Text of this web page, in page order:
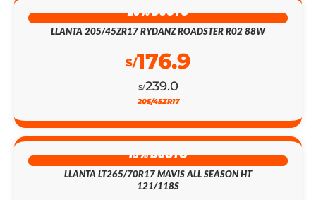
26% DSCTO
LLANTA 205/45ZR17 RYDANZ ROADSTER R02 88W
S/239.0
S/176.9
205/45ZR17
19% DSCTO
LLANTA LT265/70R17 MAVIS ALL SEASON HT
121/118S